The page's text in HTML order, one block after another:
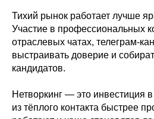
Тихий рынок работает лучше
Участие в профессиональных
отраслевых чатах, телеграм-
выстраивать доверие и
кандидатов.
Нетворкинг — это инвестиция
из тёплого контакта быстрее